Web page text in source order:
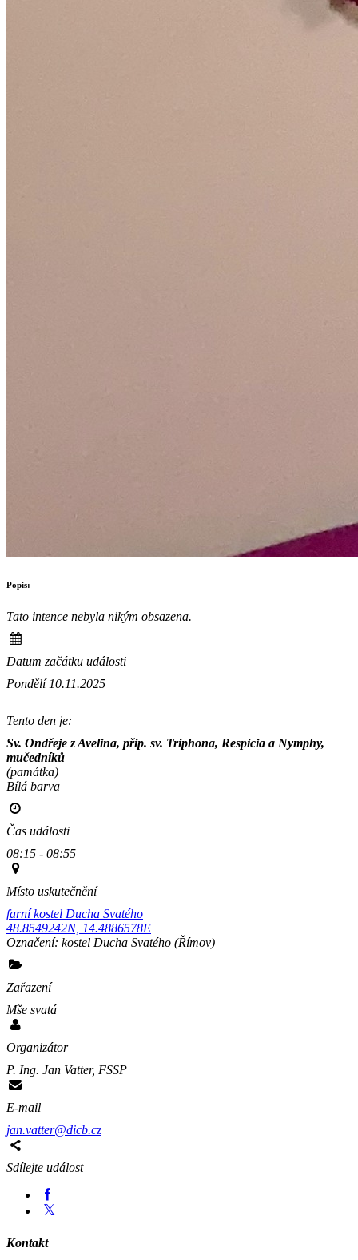
Popis:
Tato intence nebyla nikým obsazena.
Datum začátku události
Pondělí 10.11.2025
Tento den je:
Sv. Ondřeje z Avelina, přip. sv. Triphona, Respicia a Nymphy,
mučedníků
(památka)
Bílá barva
Čas události
08:15 - 08:55
Místo uskutečnění
farní kostel Ducha Svatého
48.8549242N, 14.4886578E
Označení: kostel Ducha Svatého (Římov)
Zařazení
Mše svatá
Organizátor
P. Ing. Jan Vatter, FSSP
E-mail
jan.vatter@dicb.cz
Sdílejte událost
Kontakt